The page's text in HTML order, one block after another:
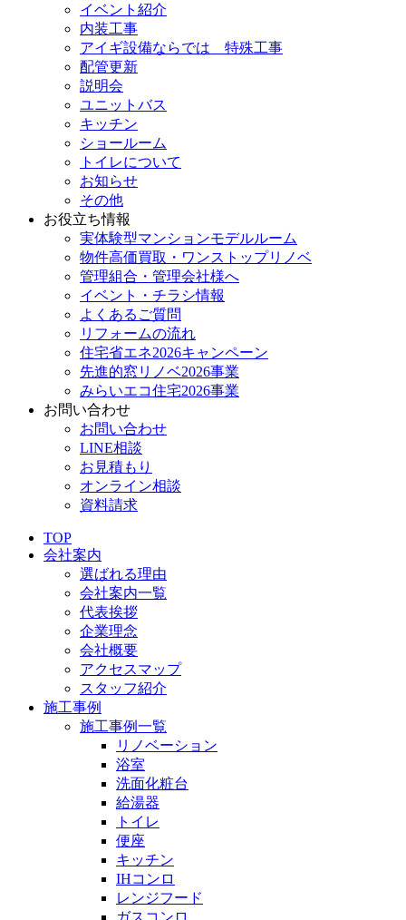
イベント紹介
内装工事
アイギ設備ならでは 特殊工事
配管更新
説明会
ユニットバス
キッチン
ショールーム
トイレについて
お知らせ
その他
お役立ち情報
実体験型マンションモデルルーム
物件高価買取・ワンストップリノベ
管理組合・管理会社様へ
イベント・チラシ情報
よくあるご質問
リフォームの流れ
住宅省エネ2026キャンペーン
先進的窓リノベ2026事業
みらいエコ住宅2026事業
お問い合わせ
お問い合わせ
LINE相談
お見積もり
オンライン相談
資料請求
TOP
会社案内
選ばれる理由
会社案内一覧
代表挨拶
企業理念
会社概要
アクセスマップ
スタッフ紹介
施工事例
施工事例一覧
リノベーション
浴室
洗面化粧台
給湯器
トイレ
便座
キッチン
IHコンロ
レンジフード
ガスコンロ